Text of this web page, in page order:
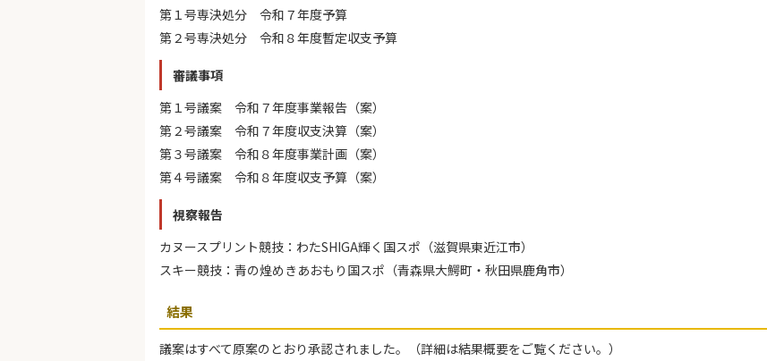
第１号専決処分 令和７年度予算
第２号専決処分 令和８年度暫定収支予算
審議事項
第１号議案 令和７年度事業報告（案）
第２号議案 令和７年度収支決算（案）
第３号議案 令和８年度事業計画（案）
第４号議案 令和８年度収支予算（案）
視察報告
カヌースプリント競技：わたSHIGA輝く国スポ（滋賀県東近江市）
スキー競技：青の煌めきあおもり国スポ（青森県大鰐町・秋田県鹿角市）
結果
議案はすべて原案のとおり承認されました。（詳細は結果概要をご覧ください。）